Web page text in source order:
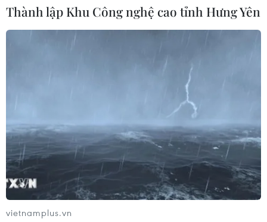
15%, nâng vốn điều lệ lên 100.000 tỷ
đồng
Xây dựng thương hiệu mạnh cho
doanh nghiệp Việt
Thành lập Khu Công nghệ cao tỉnh Hưng Yên
vietnamplus.vn